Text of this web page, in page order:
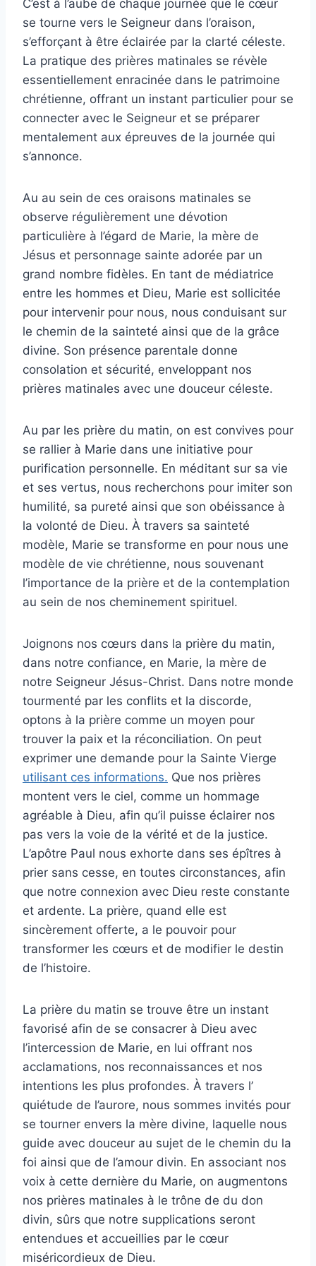
C’est à l’aube de chaque journée que le cœur
se tourne vers le Seigneur dans l’oraison,
s’efforçant à être éclairée par la clarté céleste.
La pratique des prières matinales se révèle
essentiellement enracinée dans le patrimoine
chrétienne, offrant un instant particulier pour se
connecter avec le Seigneur et se préparer
mentalement aux épreuves de la journée qui
s’annonce.
Au au sein de ces oraisons matinales se
observe régulièrement une dévotion
particulière à l’égard de Marie, la mère de
Jésus et personnage sainte adorée par un
grand nombre fidèles. En tant de médiatrice
entre les hommes et Dieu, Marie est sollicitée
pour intervenir pour nous, nous conduisant sur
le chemin de la sainteté ainsi que de la grâce
divine. Son présence parentale donne
consolation et sécurité, enveloppant nos
prières matinales avec une douceur céleste.
Au par les prière du matin, on est convives pour
se rallier à Marie dans une initiative pour
purification personnelle. En méditant sur sa vie
et ses vertus, nous recherchons pour imiter son
humilité, sa pureté ainsi que son obéissance à
la volonté de Dieu. À travers sa sainteté
modèle, Marie se transforme en pour nous une
modèle de vie chrétienne, nous souvenant
l’importance de la prière et de la contemplation
au sein de nos cheminement spirituel.
Joignons nos cœurs dans la prière du matin,
dans notre confiance, en Marie, la mère de
notre Seigneur Jésus-Christ. Dans notre monde
tourmenté par les conflits et la discorde,
optons à la prière comme un moyen pour
trouver la paix et la réconciliation. On peut
exprimer une demande pour la Sainte Vierge
utilisant ces informations. Que nos prières
montent vers le ciel, comme un hommage
agréable à Dieu, afin qu’il puisse éclairer nos
pas vers la voie de la vérité et de la justice.
L’apôtre Paul nous exhorte dans ses épîtres à
prier sans cesse, en toutes circonstances, afin
que notre connexion avec Dieu reste constante
et ardente. La prière, quand elle est
sincèrement offerte, a le pouvoir pour
transformer les cœurs et de modifier le destin
de l’histoire.
La prière du matin se trouve être un instant
favorisé afin de se consacrer à Dieu avec
l’intercession de Marie, en lui offrant nos
acclamations, nos reconnaissances et nos
intentions les plus profondes. À travers l’
quiétude de l’aurore, nous sommes invités pour
se tourner envers la mère divine, laquelle nous
guide avec douceur au sujet de le chemin du la
foi ainsi que de l’amour divin. En associant nos
voix à cette dernière du Marie, on augmentons
nos prières matinales à le trône de du don
divin, sûrs que notre supplications seront
entendues et accueillies par le cœur
miséricordieux de Dieu.